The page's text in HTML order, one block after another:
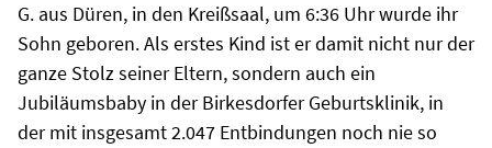
G. aus Düren, in den Kreißsaal, um 6:36 Uhr wurde ihr
Sohn geboren. Als erstes Kind ist er damit nicht nur der
ganze Stolz seiner Eltern, sondern auch ein
Jubiläumsbaby in der Birkesdorfer Geburtsklinik, in
der mit insgesamt 2.047 Entbindungen noch nie so